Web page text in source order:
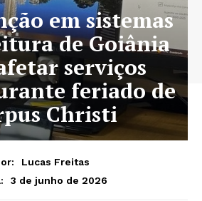
em sistemas
de Goiânia
serviços
feriado de
Christi
Lucas Freitas
3 de junho de 2026